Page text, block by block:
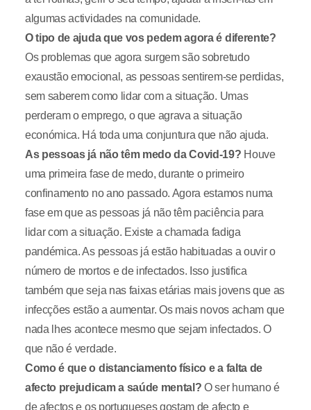
algumas actividades na comunidade.
O tipo de ajuda que vos pedem agora é diferente?
Os problemas que agora surgem são sobretudo
exaustão emocional, as pessoas sentirem-se perdidas,
sem saberem como lidar com a situação. Umas
perderam o emprego, o que agrava a situação
económica. Há toda uma conjuntura que não ajuda.
As pessoas já não têm medo da Covid-19? Houve
uma primeira fase de medo, durante o primeiro
confinamento no ano passado. Agora estamos numa
fase em que as pessoas já não têm paciência para
lidar com a situação. Existe a chamada fadiga
pandémica. As pessoas já estão habituadas a ouvir o
número de mortos e de infectados. Isso justifica
também que seja nas faixas etárias mais jovens que as
infecções estão a aumentar. Os mais novos acham que
nada lhes acontece mesmo que sejam infectados. O
que não é verdade.
Como é que o distanciamento físico e a falta de
afecto prejudicam a saúde mental?O ser humano é
de afectos e os portugueses gostam de afecto e